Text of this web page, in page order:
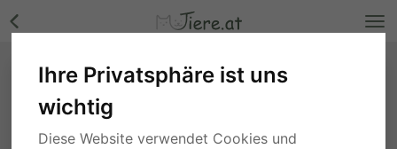
Ihre Privatsphäre ist uns
wichtig
Diese Website verwendet Cookies und